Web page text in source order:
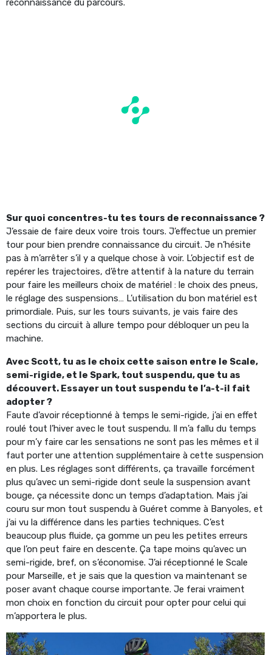
reconnaissance du parcours.
Sur quoi concentres-tu tes tours de reconnaissance ?
J’essaie de faire deux voire trois tours. J’effectue un premier
tour pour bien prendre connaissance du circuit. Je n’hésite
pas à m’arrêter s’il y a quelque chose à voir. L’objectif est de
repérer les trajectoires, d’être attentif à la nature du terrain
pour faire les meilleurs choix de matériel : le choix des pneus,
le réglage des suspensions… L’utilisation du bon matériel est
primordiale. Puis, sur les tours suivants, je vais faire des
sections du circuit à allure tempo pour débloquer un peu la
machine.
Avec Scott, tu as le choix cette saison entre le Scale,
semi-rigide, et le Spark, tout suspendu, que tu as
découvert. Essayer un tout suspendu te l’a-t-il fait
adopter ?
Faute d’avoir réceptionné à temps le semi-rigide, j’ai en effet
roulé tout l’hiver avec le tout suspendu. Il m’a fallu du temps
pour m’y faire car les sensations ne sont pas les mêmes et il
faut porter une attention supplémentaire à cette suspension
en plus. Les réglages sont différents, ça travaille forcément
plus qu’avec un semi-rigide dont seule la suspension avant
bouge, ça nécessite donc un temps d’adaptation. Mais j’ai
couru sur mon tout suspendu à Guéret comme à Banyoles, et
j’ai vu la différence dans les parties techniques. C’est
beaucoup plus fluide, ça gomme un peu les petites erreurs
que l’on peut faire en descente. Ça tape moins qu’avec un
semi-rigide, bref, on s’économise. J’ai réceptionné le Scale
pour Marseille, et je sais que la question va maintenant se
poser avant chaque course importante. Je ferai vraiment
mon choix en fonction du circuit pour opter pour celui qui
m’apportera le plus.